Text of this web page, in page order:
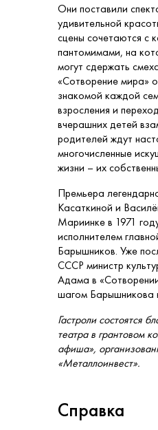
Они поставили
удивительной
сцены сочетаются с
пантомимами, на
могут сдержать
«Сотворение мира»
знакомой каждой
взросления и
вчерашних детей
родителей ждут
многочисленные
жизни – их
Премьера
Касаткиной и
Мариинке в 1971
исполнителем
Барышников. Уже
СССР министр
Адама в
шагом Барышникова
Гастроли состоятся
театра в грантовом
афиша»,
«Металлоинвест».
Справка